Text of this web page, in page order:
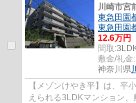
川崎市宮
東急田園
東急田園
12.6万円
間取:
敷金/礼金:
神奈川県
【メゾンけやき平】は、平
えられる3LDKマンション